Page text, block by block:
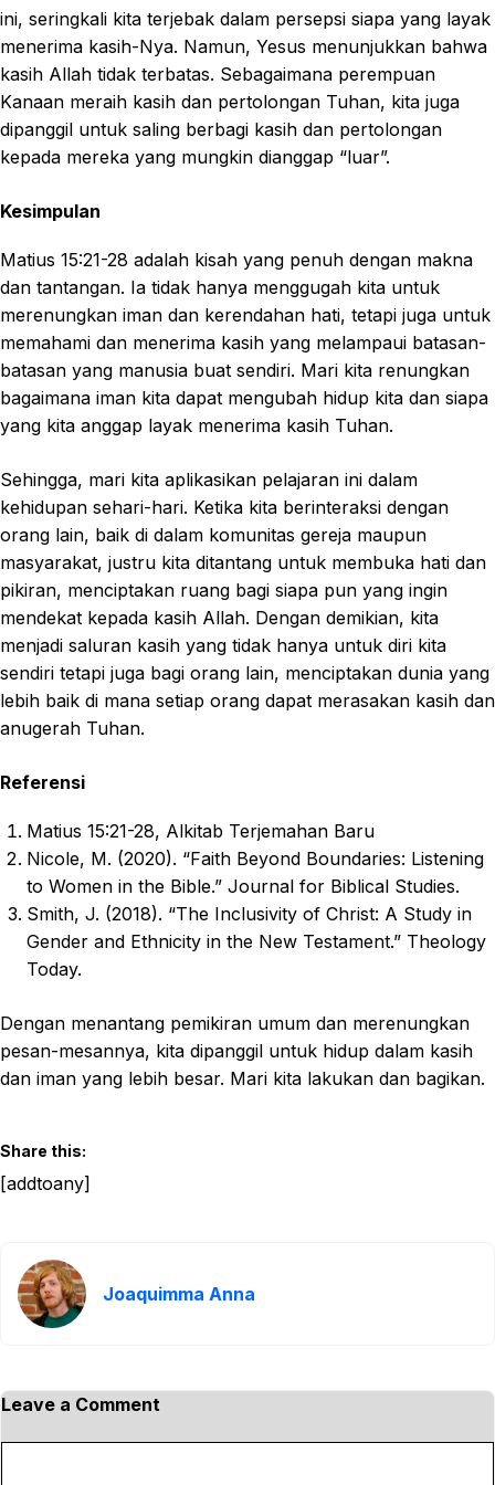
ini, seringkali kita terjebak dalam persepsi siapa yang layak
menerima kasih-Nya. Namun, Yesus menunjukkan bahwa
kasih Allah tidak terbatas. Sebagaimana perempuan
Kanaan meraih kasih dan pertolongan Tuhan, kita juga
dipanggil untuk saling berbagi kasih dan pertolongan
kepada mereka yang mungkin dianggap “luar”.
Kesimpulan
Matius 15:21-28 adalah kisah yang penuh dengan makna
dan tantangan. Ia tidak hanya menggugah kita untuk
merenungkan iman dan kerendahan hati, tetapi juga untuk
memahami dan menerima kasih yang melampaui batasan-
batasan yang manusia buat sendiri. Mari kita renungkan
bagaimana iman kita dapat mengubah hidup kita dan siapa
yang kita anggap layak menerima kasih Tuhan.
Sehingga, mari kita aplikasikan pelajaran ini dalam
kehidupan sehari-hari. Ketika kita berinteraksi dengan
orang lain, baik di dalam komunitas gereja maupun
masyarakat, justru kita ditantang untuk membuka hati dan
pikiran, menciptakan ruang bagi siapa pun yang ingin
mendekat kepada kasih Allah. Dengan demikian, kita
menjadi saluran kasih yang tidak hanya untuk diri kita
sendiri tetapi juga bagi orang lain, menciptakan dunia yang
lebih baik di mana setiap orang dapat merasakan kasih dan
anugerah Tuhan.
Referensi
Matius 15:21-28, Alkitab Terjemahan Baru
Nicole, M. (2020). “Faith Beyond Boundaries: Listening
to Women in the Bible.” Journal for Biblical Studies.
Smith, J. (2018). “The Inclusivity of Christ: A Study in
Gender and Ethnicity in the New Testament.” Theology
Today.
Dengan menantang pemikiran umum dan merenungkan
pesan-mesannya, kita dipanggil untuk hidup dalam kasih
dan iman yang lebih besar. Mari kita lakukan dan bagikan.
Share this:
[addtoany]
Joaquimma Anna
Leave a Comment